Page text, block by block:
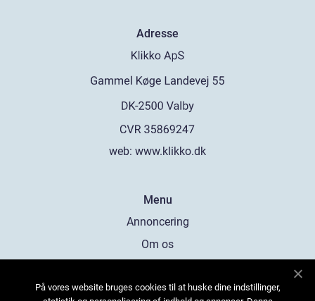
Adresse
web: www.klikko.dk
Menu
Annoncering
Om os
Kontakt os
På vores website bruges cookies til at huske dine indstillinger,